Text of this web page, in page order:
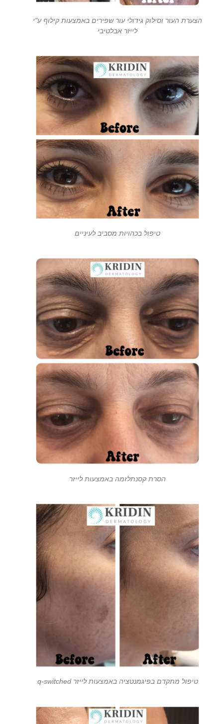
הצערת העור וסילוק גידולי עור שפירים באמצעות קילוף ע"י
לייזר אבלטיבי
טיפול בכהויות מסביב לעיניים
הסרת קסנתלזמה באמצעות לייזר
טיפול מתקדם בפיגמנטציה באמצעות לייזר q-switched